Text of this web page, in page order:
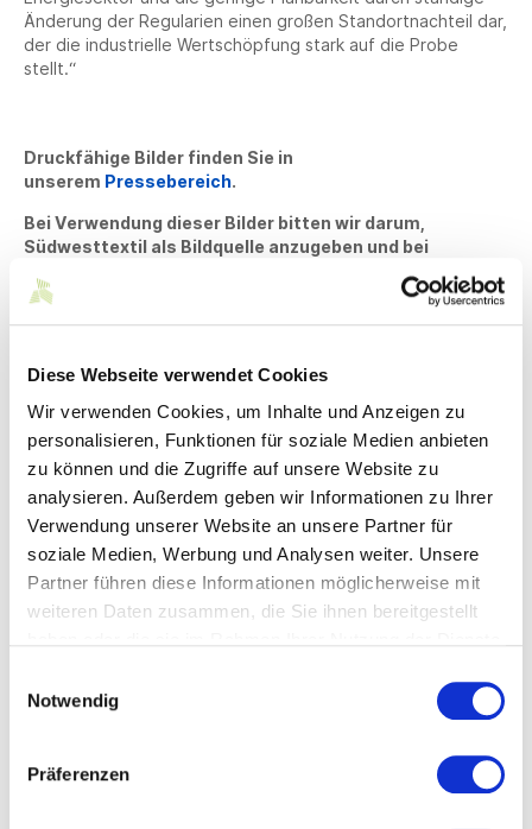
Diese Webseite verwendet Cookies
Wir verwenden Cookies, um Inhalte und Anzeigen zu
personalisieren, Funktionen für soziale Medien anbieten
zu können und die Zugriffe auf unsere Website zu
analysieren. Außerdem geben wir Informationen zu Ihrer
Verwendung unserer Website an unsere Partner für
soziale Medien, Werbung und Analysen weiter. Unsere
Partner führen diese Informationen möglicherweise mit
weiteren Daten zusammen, die Sie ihnen bereitgestellt
Notwendig
Präferenzen
Änderung der Regularien einen großen Standortnachteil dar,
der die industrielle Wertschöpfung stark auf die Probe
stellt.“
Druckfähige Bilder finden Sie in
unserem Pressebereich.
Bei Verwendung dieser Bilder bitten wir darum,
Südwesttextil als Bildquelle anzugeben und bei
Rebekka Rüth
Leiterin Kommunikation + Event und
Nachhaltigkeit + Projekte
Master of Science
T+49 711 21050-16
M+49 1590 4184842
rueth@suedwesttextil.de
Downloads
Pressemitteilung „Energiepreise: textiler